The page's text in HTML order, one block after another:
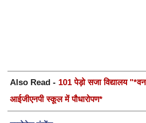
Also Read - 101 पेड़ो सजा विद्यालय
आईजीएनपी स्कूल में पौधारोपण*